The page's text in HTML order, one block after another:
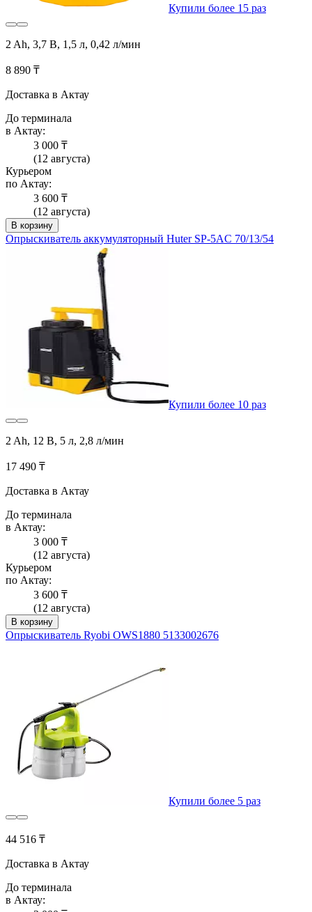
Купили более 15 раз
2 Ah, 3,7 В, 1,5 л, 0,42 л/мин
8 890 ₸
Доставка в Актау
До терминала
в Актау:
3 000 ₸
(12 августа)
Курьером
по Актау:
3 600 ₸
(12 августа)
В корзину
Опрыскиватель аккумуляторный Huter SP-5AC 70/13/54
Купили более 10 раз
2 Ah, 12 В, 5 л, 2,8 л/мин
17 490 ₸
Доставка в Актау
До терминала
в Актау:
3 000 ₸
(12 августа)
Курьером
по Актау:
3 600 ₸
(12 августа)
В корзину
Опрыскиватель Ryobi OWS1880 5133002676
Купили более 5 раз
44 516 ₸
Доставка в Актау
До терминала
в Актау: